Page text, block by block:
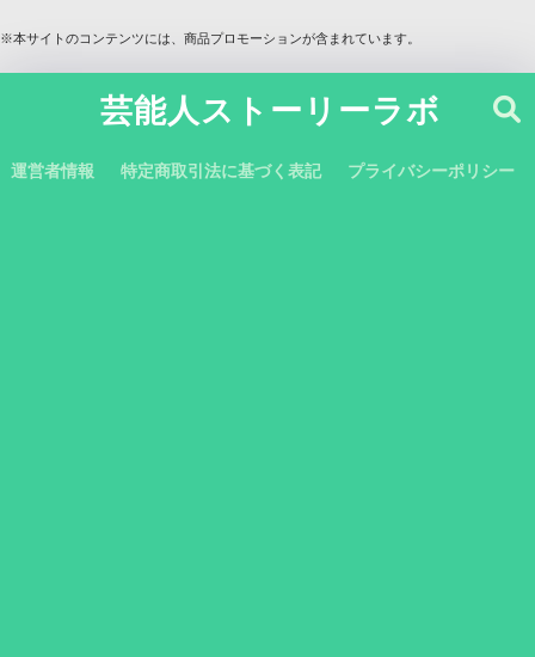
※本サイトのコンテンツには、商品プロモーションが含まれています。
芸能人ストーリーラボ
運営者情報 特定商取引法に基づく表記 プライバシーポリシー